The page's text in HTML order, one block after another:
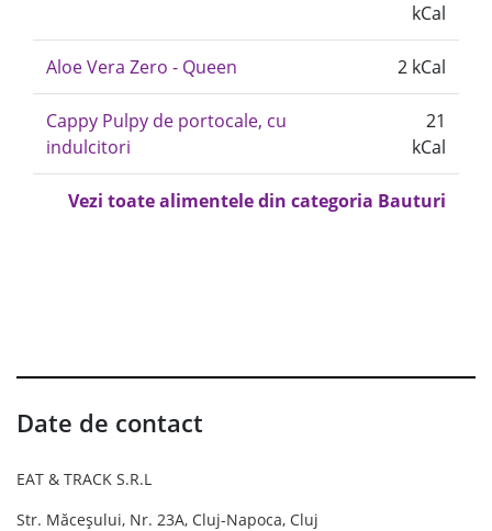
kCal
Aloe Vera Zero - Queen 2 kCal
Cappy Pulpy de portocale, cu
indulcitori
21
kCal
Vezi toate alimentele din categoria Bauturi
Date de contact
EAT & TRACK S.R.L
Str. Măceșului, Nr. 23A, Cluj-Napoca, Cluj